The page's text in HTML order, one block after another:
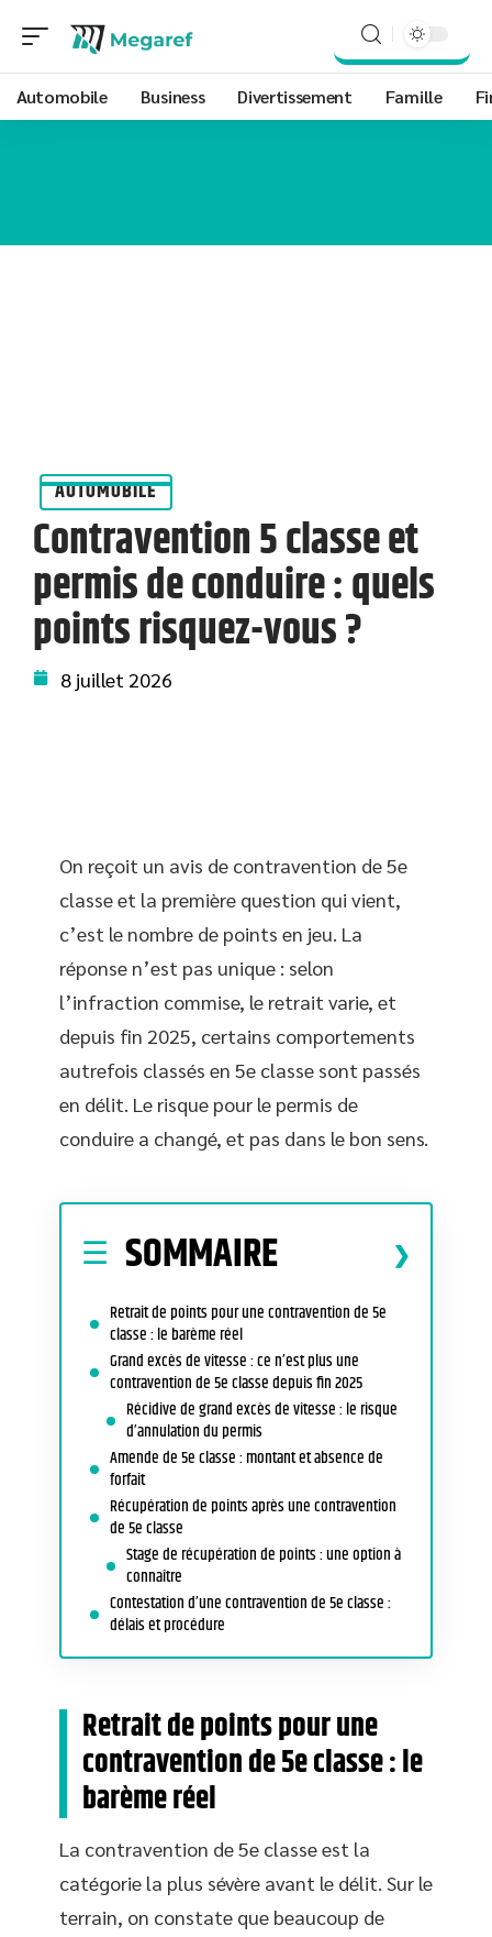
Automobile Business Divertissement Famille
AUTOMOBILE
Contravention 5 classe et
permis de conduire : quels
points risquez-vous ?
8 juillet 2026
On reçoit un avis de contravention de 5e
classe et la première question qui vient,
c’est le nombre de points en jeu. La
réponse n’est pas unique : selon
l’infraction commise, le retrait varie, et
depuis fin 2025, certains comportements
autrefois classés en 5e classe sont passés
en délit. Le risque pour le permis de
conduire a changé, et pas dans le bon sens.
SOMMAIRE
Retrait de points pour une contravention de 5e
classe : le barème réel
Grand excès de vitesse : ce n’est plus une
contravention de 5e classe depuis fin 2025
Récidive de grand excès de vitesse : le risque
d’annulation du permis
Amende de 5e classe : montant et absence de
forfait
Récupération de points après une contravention
de 5e classe
Stage de récupération de points : une option à
connaître
Contestation d’une contravention de 5e classe :
délais et procédure
Retrait de points pour une
contravention de 5e classe : le
barème réel
La contravention de 5e classe est la
catégorie la plus sévère avant le délit. Sur le
terrain, on constate que beaucoup de